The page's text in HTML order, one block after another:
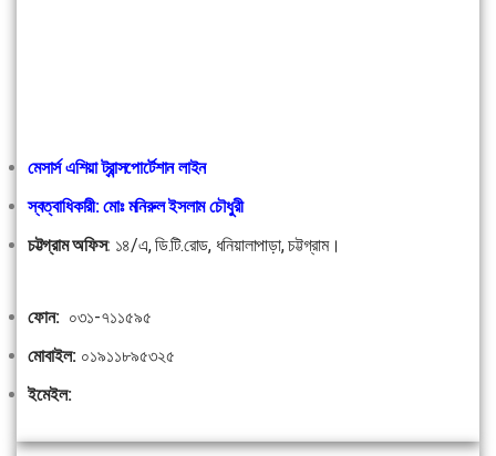
মেসার্স এশিয়া ট্রান্সপোর্টেশান লাইন
স্বত্বাধিকারী: মোঃ মনিরুল ইসলাম চৌধুরী
চট্টগ্রাম অফিস: ১৪/এ, ডি.টি.রোড, ধনিয়ালাপাড়া, চট্টগ্রাম।
ফোন: ০৩১-৭১১৫৯৫
মোবাইল: ০১৯১১৮৯৫৩২৫
ইমেইল: